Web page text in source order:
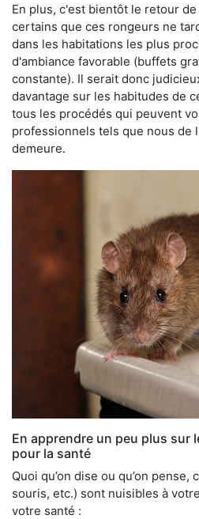
En plus, c'est bientôt le retour
certains que ces rongeurs ne
dans les habitations les plus
d'ambiance favorable (buffets
constante). Il serait donc
davantage sur les habitudes de
tous les procédés qui peuvent
professionnels tels que nous de
demeure.
En apprendre un peu plus sur
pour la santé
Quoi qu’on dise ou qu’on
souris, etc.) sont nuisibles à
votre santé :